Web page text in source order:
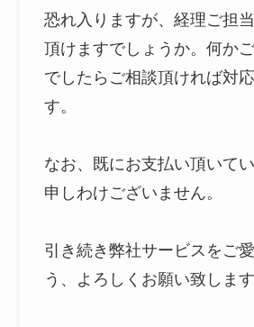
恐れ入りますが、経理ご担
頂けますでしょうか。何か
でしたらご相談頂ければ対
す。
なお、既にお支払い頂いて
申しわけございません。
引き続き弊社サービスをご
う、よろしくお願い致します